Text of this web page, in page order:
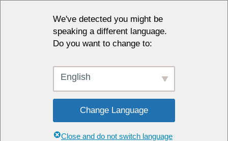
We've detected you might be
speaking a different language.
Do you want to change to:
English
Change Language
Close and do not switch language